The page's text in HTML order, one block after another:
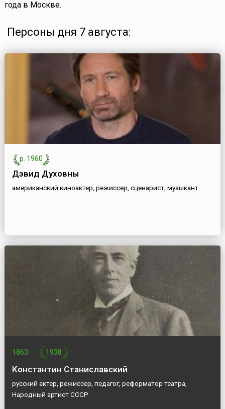
года в Москве.
Персоны дня 7 августа:
р. 1960
Дэвид Духовны
американский киноактер, режиссер, сценарист, музыкант
1863 — 1938
Константин Станиславский
русский актер, режиссер, педагог, реформатор театра,
Народный артист СССР